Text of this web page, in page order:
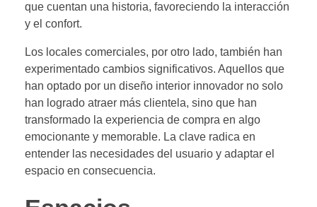
que cuentan una historia, favoreciendo la interacción
y el confort.
Los locales comerciales, por otro lado, también han
experimentado cambios significativos. Aquellos que
han optado por un diseño interior innovador no solo
han logrado atraer más clientela, sino que han
transformado la experiencia de compra en algo
emocionante y memorable. La clave radica en
entender las necesidades del usuario y adaptar el
espacio en consecuencia.